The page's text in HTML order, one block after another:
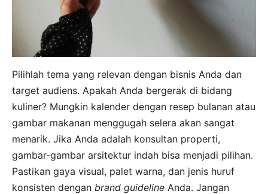
Pilihlah tema yang relevan dengan bisnis Anda dan
target audiens. Apakah Anda bergerak di bidang
kuliner? Mungkin kalender dengan resep bulanan atau
gambar makanan menggugah selera akan sangat
menarik. Jika Anda adalah konsultan properti,
gambar-gambar arsitektur indah bisa menjadi pilihan.
Pastikan gaya visual, palet warna, dan jenis huruf
konsisten dengan brand guideline Anda. Jangan